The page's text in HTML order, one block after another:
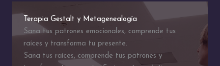
Terapia Gestalt y Metagenealogía
Sana tus patrones emocionales, comprende tus
raíces y transforma tu presente.
Sana tus raíces, comprende tus patrones y